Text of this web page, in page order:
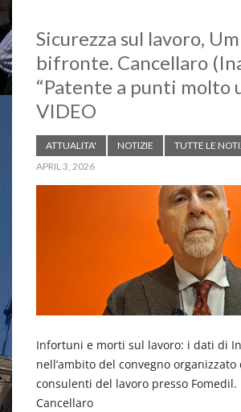
Sicurezza sul lavoro,
bifronte. Cancellaro
“Patente a punti molto
VIDEO
ATTUALITA' NOTIZIE TUTTE LE
APRIL 3, 2026
Infortuni e morti sul lavoro: i dati di
nell’ambito del convegno organizzato
consulenti del lavoro presso Fomedil.
Cancellaro